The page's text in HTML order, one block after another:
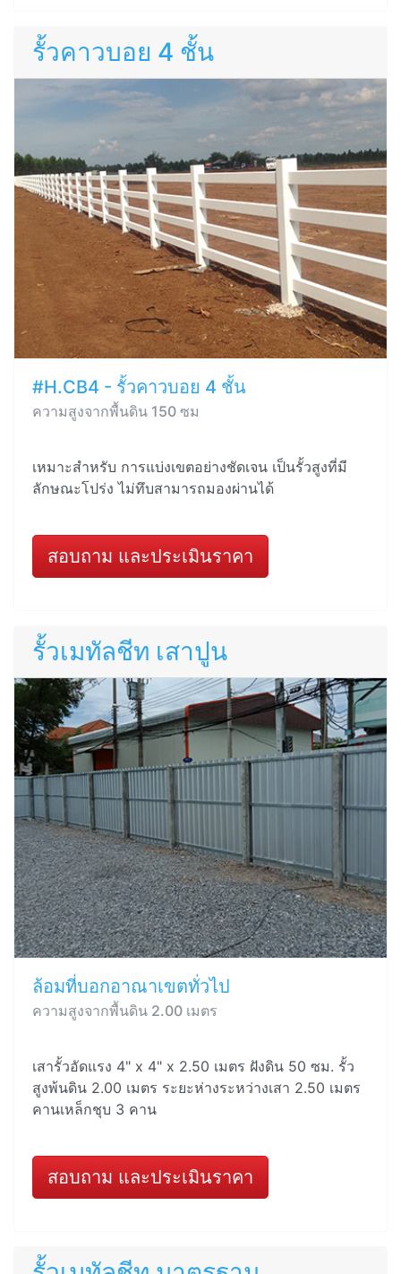
รั้วคาวบอย 4 ชั้น
#H.CB4 - รั้วคาวบอย 4 ชั้น
ความสูงจากพื้นดิน 150 ซม
เหมาะสำหรับ การแบ่งเขตอย่างชัดเจน เป็นรั้วสูงที่มี
ลักษณะโปร่ง ไม่ทึบสามารถมองผ่านได้
สอบถาม และประเมินราคา
รั้วเมทัลชีท เสาปูน
ล้อมที่บอกอาณาเขตทั่วไป
ความสูงจากพื้นดิน 2.00 เมตร
เสารั้วอัดแรง 4" x 4" x 2.50 เมตร ฝังดิน 50 ซม. รั้ว
สูงพ้นดิน 2.00 เมตร ระยะห่างระหว่างเสา 2.50 เมตร
คานเหล็กชุบ 3 คาน
สอบถาม และประเมินราคา